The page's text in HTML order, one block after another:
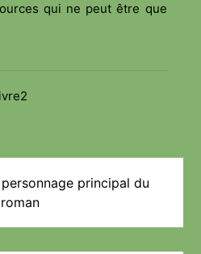
qui ne peut être que
principal du
roman